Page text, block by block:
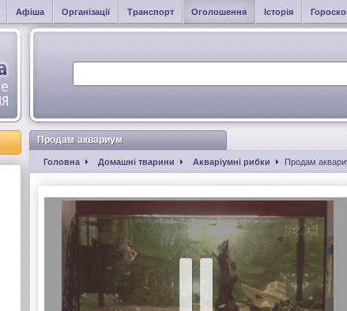
Афіша Організації Транспорт Оголошення Історія
Продам аквариум
Головна Домашні тварини Акваріумні рибки Продам